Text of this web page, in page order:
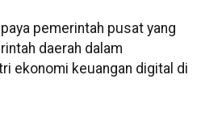
pemerintah pusat yang
daerah dalam
ekonomi keuangan digital di